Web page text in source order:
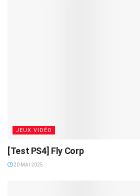
JEUX VIDÉO
[Test PS4] Fly Corp
20 MAI 2025